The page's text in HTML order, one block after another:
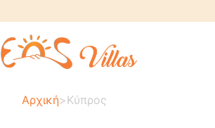
swipe
to
close
Tus
fechas
Αρχική>Κύπρος